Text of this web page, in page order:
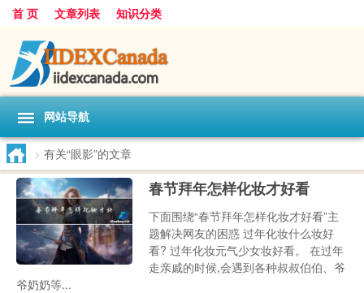
首 页 文章列表 知识分类
网站导航
> 有关“眼影”的文章
春节拜年怎样化妆才好看
下面围绕“春节拜年怎样化妆才好看”主
题解决网友的困惑 过年化妆什么妆好
看? 过年化妆元气少女妆好看。 在过年
走亲戚的时候,会遇到各种叔叔伯伯、爷
爷奶奶等...